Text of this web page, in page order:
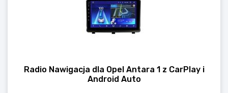
Radio Nawigacja dla Opel Antara 1 z CarPlay i
Android Auto